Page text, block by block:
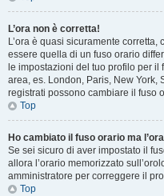
L’ora non è corretta!
L’ora è quasi sicuramente
essere quella di un fuso orario
le impostazioni del tuo profilo per
area, es. London, Paris, New York,
registrati possono cambiare il fuso
Top
Ho cambiato il fuso orario ma
Se sei sicuro di aver impostato il
allora l’orario memorizzato
amministratore per correggere il
Top